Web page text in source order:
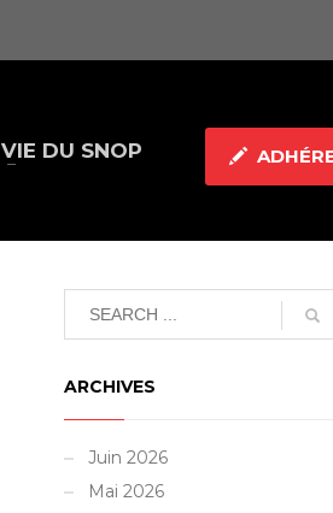
VIE DU SNOP
ARCHIVES
Juin 2026
Mai 2026